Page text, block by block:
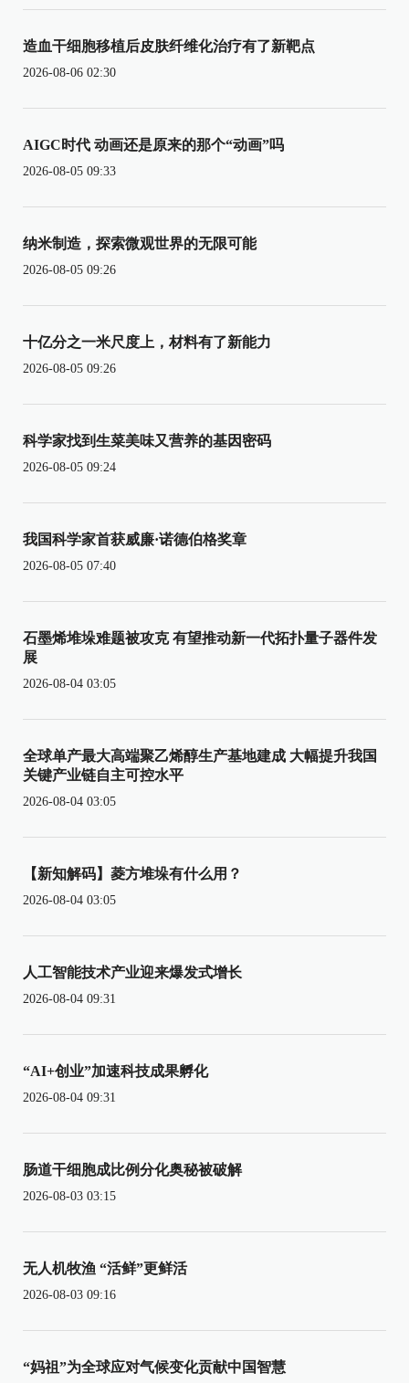
造血干细胞移植后皮肤纤维化治疗有了新靶点
2026-08-06 02:30
AIGC时代 动画还是原来的那个“动画”吗
2026-08-05 09:33
纳米制造，探索微观世界的无限可能
2026-08-05 09:26
十亿分之一米尺度上，材料有了新能力
2026-08-05 09:26
科学家找到生菜美味又营养的基因密码
2026-08-05 09:24
我国科学家首获威廉·诺德伯格奖章
2026-08-05 07:40
石墨烯堆垛难题被攻克 有望推动新一代拓扑量子器件发
展
2026-08-04 03:05
全球单产最大高端聚乙烯醇生产基地建成 大幅提升我国
关键产业链自主可控水平
2026-08-04 03:05
【新知解码】菱方堆垛有什么用？
2026-08-04 03:05
人工智能技术产业迎来爆发式增长
2026-08-04 09:31
“AI+创业”加速科技成果孵化
2026-08-04 09:31
肠道干细胞成比例分化奥秘被破解
2026-08-03 03:15
无人机牧渔 “活鲜”更鲜活
2026-08-03 09:16
“妈祖”为全球应对气候变化贡献中国智慧